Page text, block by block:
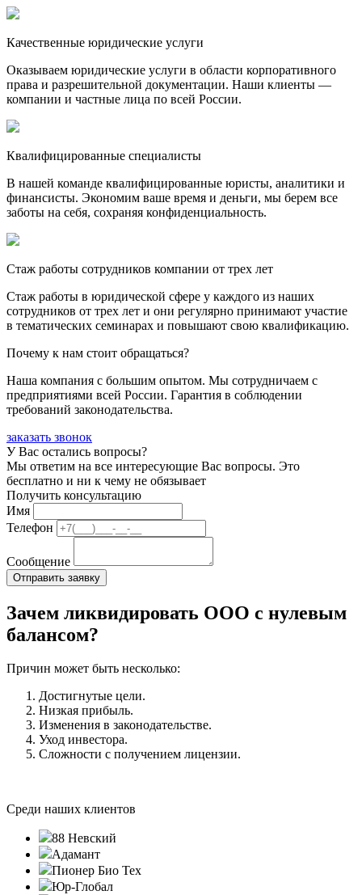
Качественные юридические услуги
Оказываем юридические услуги в области корпоративного
права и разрешительной документации. Наши клиенты —
компании и частные лица по всей России.
Квалифицированные специалисты
В нашей команде квалифицированные юристы, аналитики и
финансисты. Экономим ваше время и деньги, мы берем все
заботы на себя, сохраняя конфиденциальность.
Стаж работы сотрудников компании от трех лет
Стаж работы в юридической сфере у каждого из наших
сотрудников от трех лет и они регулярно принимают участие
в тематических семинарах и повышают свою квалификацию.
Почему к нам стоит обращаться?
Наша компания с большим опытом. Мы сотрудничаем с
предприятиями всей России. Гарантия в соблюдении
требований законодательства.
заказать звонок
У Вас остались вопросы?
Мы ответим на все интересующие Вас вопросы. Это
бесплатно и ни к чему не обязывает
Получить консультацию
Имя
Телефон
Сообщение
Зачем ликвидировать ООО с нулевым
балансом?
Причин может быть несколько:
Достигнутые цели.
Низкая прибыль.
Изменения в законодательстве.
Уход инвестора.
Сложности с получением лицензии.
Среди наших клиентов
88 Невский
Адамант
Пионер Био Тех
Юр-Глобал